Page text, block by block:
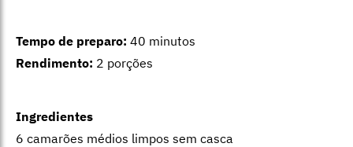
Tempo de preparo: 40 minutos
Rendimento: 2 porções
Ingredientes
6 camarões médios limpos sem casca